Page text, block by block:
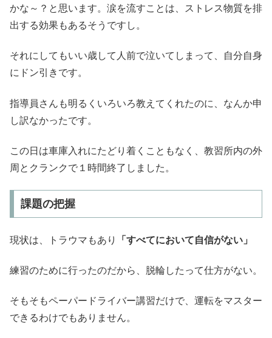
かな～？と思います。涙を流すことは、ストレス物質を排
出する効果もあるそうですし。
それにしてもいい歳して人前で泣いてしまって、自分自身
にドン引きです。
指導員さんも明るくいろいろ教えてくれたのに、なんか申
し訳なかったです。
この日は車庫入れにたどり着くこともなく、教習所内の外
周とクランクで１時間終了しました。
課題の把握
現状は、トラウマもあり 「すべてにおいて自信がない」
練習のために行ったのだから、脱輪したって仕方がない。
そもそもペーパードライバー講習だけで、運転をマスター
できるわけでもありません。